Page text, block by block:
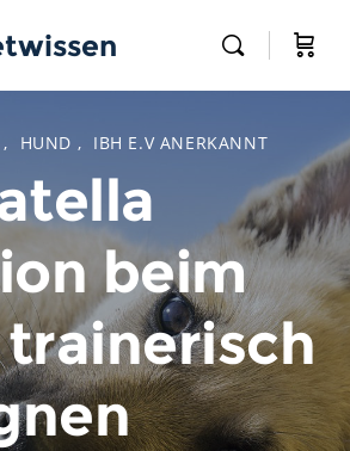
, HUND , IBH E.V ANERKANNT
beim